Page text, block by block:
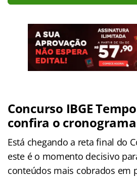
Concurso IBGE
confira o
Está chegando a reta final do
este é o momento decisivo
conteúdos mais cobrados em